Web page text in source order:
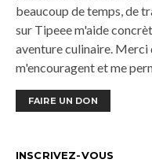
beaucoup de temps, de
sur Tipeee m'aide
aventure culinaire.
m'encouragent et me
FAIRE UN DON
INSCRIVEZ-VOUS